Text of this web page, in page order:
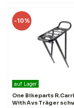
-10%
auf Lager
One Bikeparts
With Avs Träger